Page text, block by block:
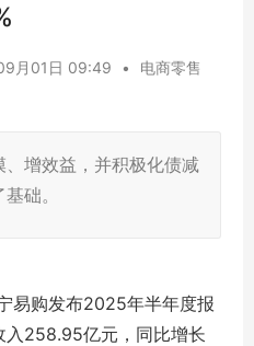
月01日 09:49 •
电商零售
增效益，并积极化债减
础。
易购发布2025年半年度报
入258.95亿元，同比增长